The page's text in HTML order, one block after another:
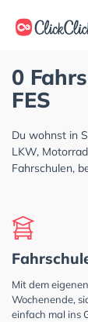
0
FES
Du wohnst in
LKW,
Fahrschulen,
Mit dem
Wochenende,
einfach mal ins